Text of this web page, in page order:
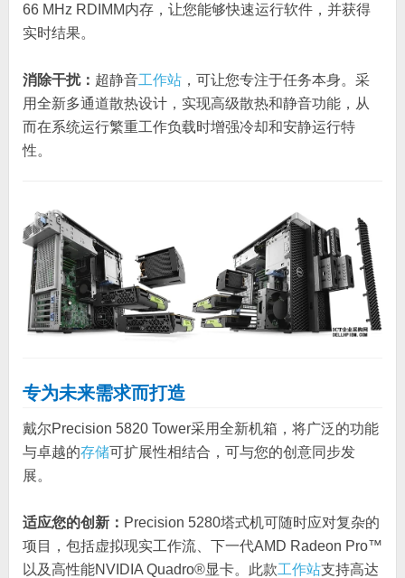
66 MHz RDIMM内存，让您能够快速运行软件，并获得
实时结果。
消除干扰： 超静音工作站，可让您专注于任务本身。采
用全新多通道散热设计，实现高级散热和静音功能，从
而在系统运行繁重工作负载时增强冷却和安静运行特
性。
专为未来需求而打造
戴尔Precision 5820 Tower采用全新机箱，将广泛的功能
与卓越的存储可扩展性相结合，可与您的创意同步发
展。
适应您的创新： Precision 5280塔式机可随时应对复杂的
项目，包括虚拟现实工作流、下一代AMD Radeon Pro™
以及高性能NVIDIA Quadro®显卡。此款工作站支持高达